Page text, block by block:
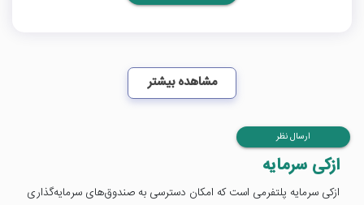
مشاهده بیشتر
ارسال نظر
ازکی سرمایه
ازکی سرمایه پلتفرمی است که امکان دسترسی به صندوق‌های سرمایه‌گذاری